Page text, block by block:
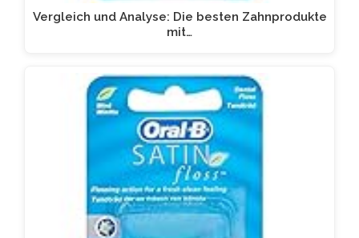
Vergleich und Analyse: Die besten Zahnprodukte
mit…